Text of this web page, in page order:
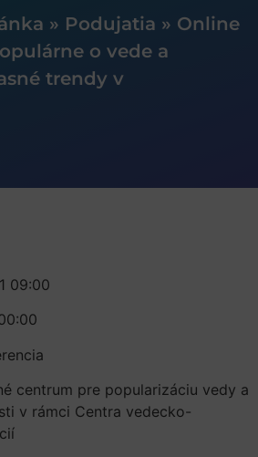
» Podujatia » Online
o vede a
trendy v
09:00
centrum pre popularizáciu vedy a
v rámci Centra vedecko-